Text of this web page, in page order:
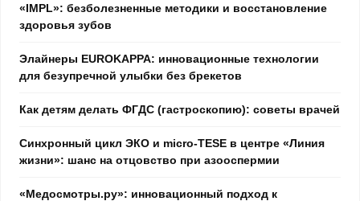
«IMPL»: безболезненные методики и восстановление
здоровья зубов
Элайнеры EUROKAPPA: инновационные технологии
для безупречной улыбки без брекетов
Как детям делать ФГДС (гастроскопию): советы врачей
Синхронный цикл ЭКО и micro-TESE в центре «Линия
жизни»: шанс на отцовство при азооспермии
«Медосмотры.ру»: инновационный подход к